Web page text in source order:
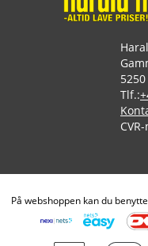
Tlf.:
På webshoppen kan du